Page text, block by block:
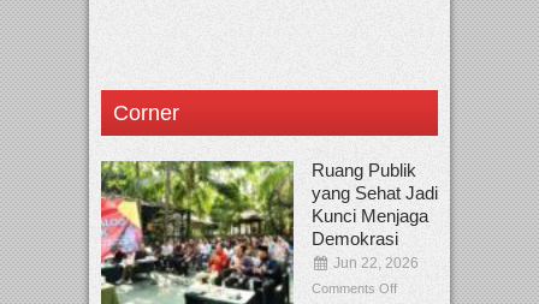
Corner
Ruang Publik
yang Sehat Jadi
Kunci Menjaga
Demokrasi
Jun 22, 2026
Comments Off